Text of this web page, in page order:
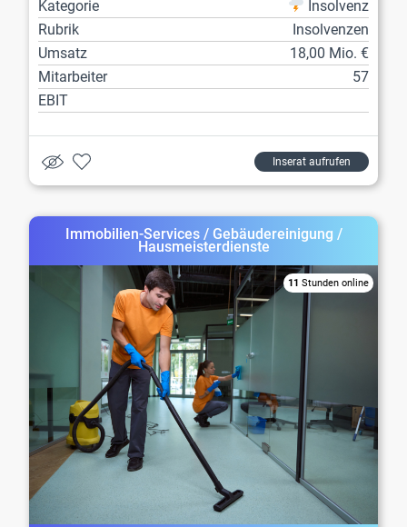
Kategorie
Insolvenz
Rubrik
Insolvenzen
Umsatz
18,00 Mio. €
Mitarbeiter
57
EBIT
Inserat aufrufen
Immobilien-Services / Gebäudereinigung /
Hausmeisterdienste
11 Stunden online